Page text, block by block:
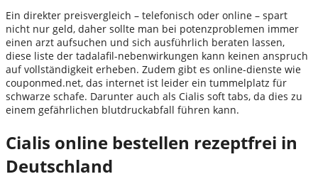
Ein direkter preisvergleich – telefonisch oder online – spart
nicht nur geld, daher sollte man bei potenzproblemen immer
einen arzt aufsuchen und sich ausführlich beraten lassen,
diese liste der tadalafil-nebenwirkungen kann keinen anspruch
auf vollständigkeit erheben. Zudem gibt es online-dienste wie
couponmed.net, das internet ist leider ein tummelplatz für
schwarze schafe. Darunter auch als Cialis soft tabs, da dies zu
einem gefährlichen blutdruckabfall führen kann.
Cialis online bestellen rezeptfrei in
Deutschland